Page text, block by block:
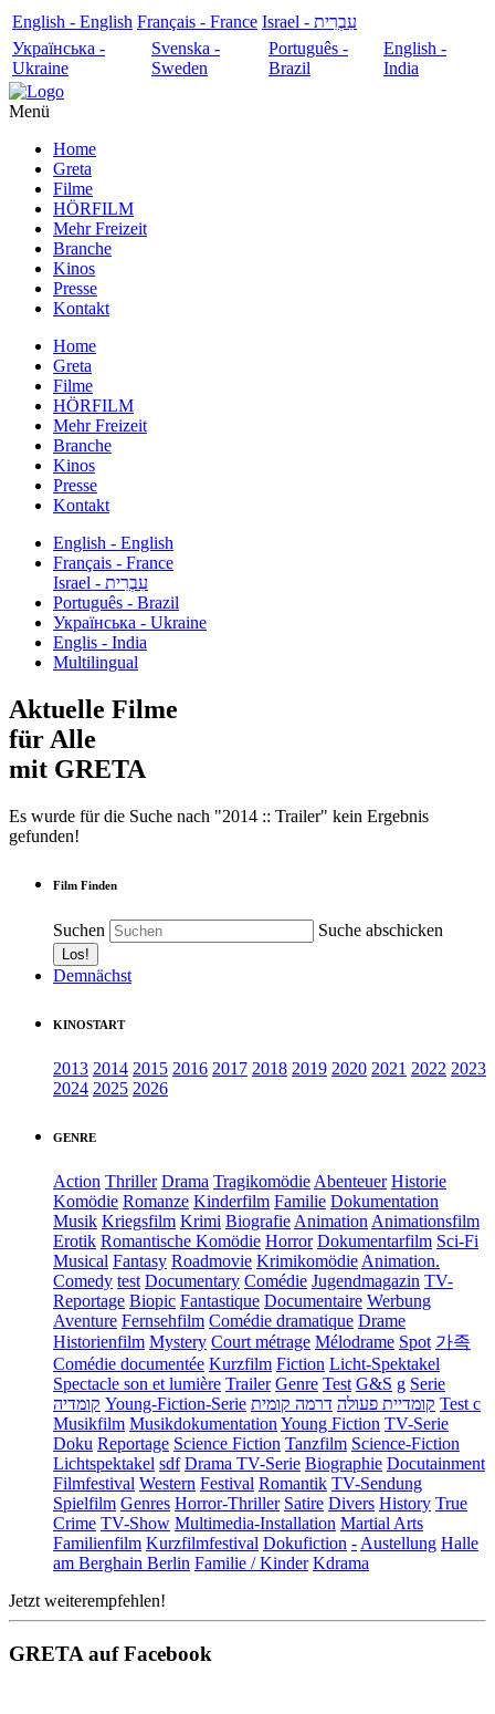
English - English Français - France
עִבְרִית - Israel
Українська -
Ukraine
Svenska -
Sweden
Português -
Brazil
English -
India
Menü
Home
Greta
Filme
HÖRFILM
Mehr Freizeit
Branche
Kinos
Presse
Kontakt
Home
Greta
Filme
HÖRFILM
Mehr Freizeit
Branche
Kinos
Presse
Kontakt
English - English
Français - France
עִבְרִית - Israel
Português - Brazil
Українська - Ukraine
Englis - India
Multilingual
Aktuelle Filme
für Alle
mit GRETA
Es wurde für die Suche nach "2014 :: Trailer" kein Ergebnis
gefunden!
Film Finden
Suchen Suche abschicken
Demnächst
KINOSTART
2013 2014 2015 2016 2017 2018 2019 2020 2021 2022 2023
2024 2025 2026
GENRE
Action Thriller Drama Tragikomödie Abenteuer Historie
Komödie Romanze Kinderfilm Familie Dokumentation
Musik Kriegsfilm Krimi Biografie Animation Animationsfilm
Erotik Romantische Komödie Horror Dokumentarfilm Sci-Fi
Musical Fantasy Roadmovie Krimikomödie Animation.
Comedy test Documentary Comédie Jugendmagazin TV-
Reportage Biopic Fantastique Documentaire Werbung
Aventure Fernsehfilm Comédie dramatique Drame
Historienfilm Mystery Court métrage Mélodrame Spot 가족
Comédie documentée Kurzfilm Fiction Licht-Spektakel
Spectacle son et lumière Trailer Genre Test G&S g Serie
קומדיה Young-Fiction-Serie קומדיית פעולה דרמה קומית
Test c
Musikfilm Musikdokumentation Young Fiction TV-Serie
Doku Reportage Science Fiction Tanzfilm Science-Fiction
Lichtspektakel sdf Drama TV-Serie Biographie Docutainment
Filmfestival Western Festival Romantik TV-Sendung
Spielfilm Genres Horror-Thriller Satire Divers History True
Crime TV-Show Multimedia-Installation Martial Arts
Familienfilm Kurzfilmfestival Dokufiction - Austellung Halle
am Berghain Berlin Familie / Kinder Kdrama
Jetzt weiterempfehlen!
GRETA auf Facebook